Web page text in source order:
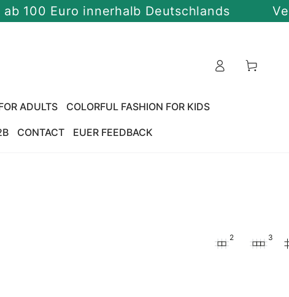
Euro innerhalb Deutschlands
ADULTS COLORFUL FASHION FOR KIDS
CONTACT EUER FEEDBACK
Cart
2 3